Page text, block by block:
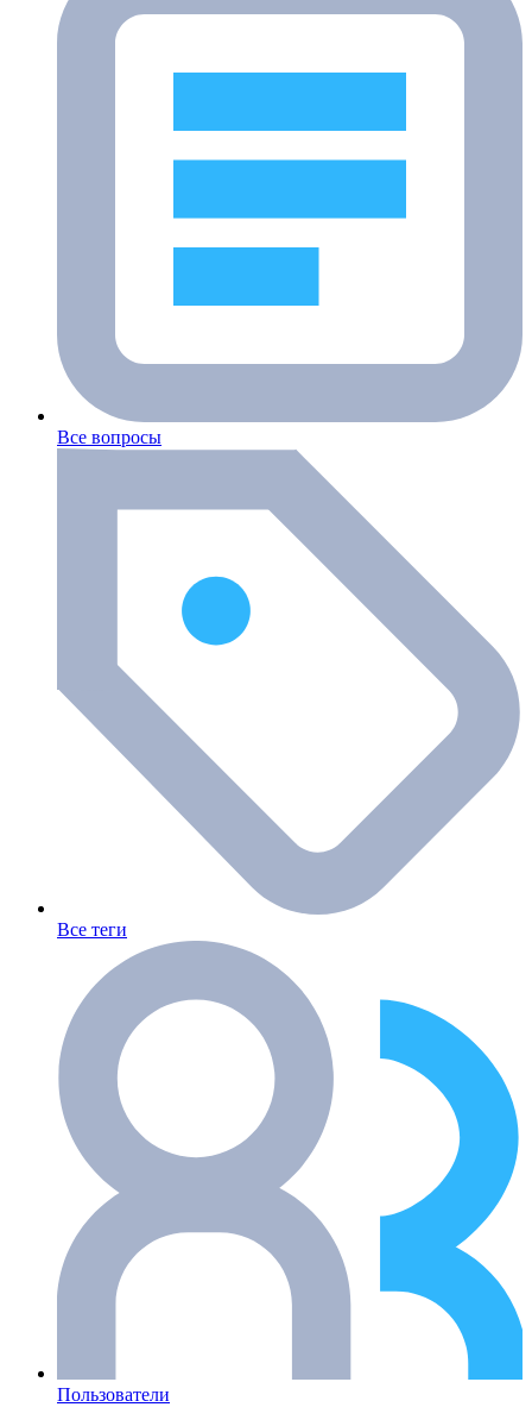
Все вопросы
Все теги
Пользователи